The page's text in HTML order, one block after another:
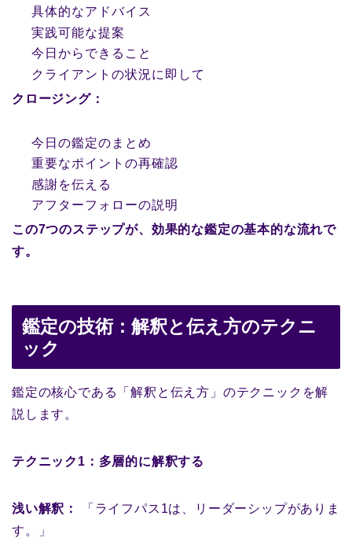
具体的なアドバイス
実践可能な提案
今日からできること
クライアントの状況に即して
クロージング：
今日の鑑定のまとめ
重要なポイントの再確認
感謝を伝える
アフターフォローの説明
この7つのステップが、効果的な鑑定の基本的な流れで
す。
鑑定の技術：解釈と伝え方のテクニ
ック
鑑定の核心である「解釈と伝え方」のテクニックを解
説します。
テクニック1：多層的に解釈する
浅い解釈：
「ライフパス1は、リーダーシップがありま
す。」